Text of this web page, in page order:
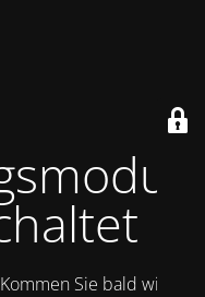
Sie bald wieder.